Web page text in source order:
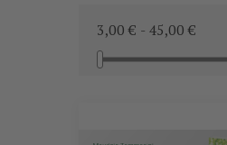
3,00 € - 45,00 €